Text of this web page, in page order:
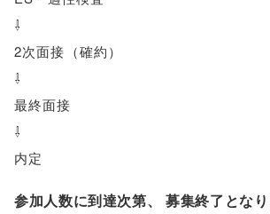
⇩
2次面接 （確約）
⇩
最終面接
⇩
内定
参加人数に到達次第、 募集終了とな